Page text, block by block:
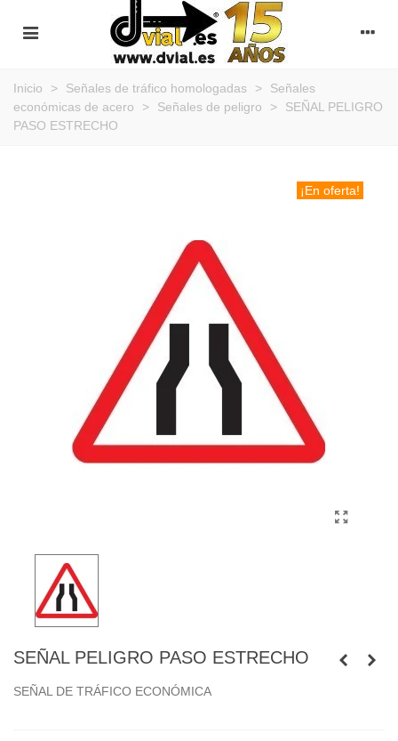
Inicio > Señales de tráfico homologadas >
Señales
económicas de acero
> Señales de peligro >
SEÑAL PELIGRO
PASO ESTRECHO
¡En oferta!
SEÑAL PELIGRO PASO ESTRECHO
SEÑAL DE TRÁFICO ECONÓMICA